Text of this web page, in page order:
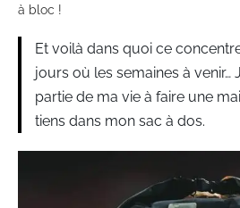
à bloc !
Et voilà dans quoi ce
jours où les semaines à venir…
partie de ma vie à faire une
tiens dans mon sac à dos.